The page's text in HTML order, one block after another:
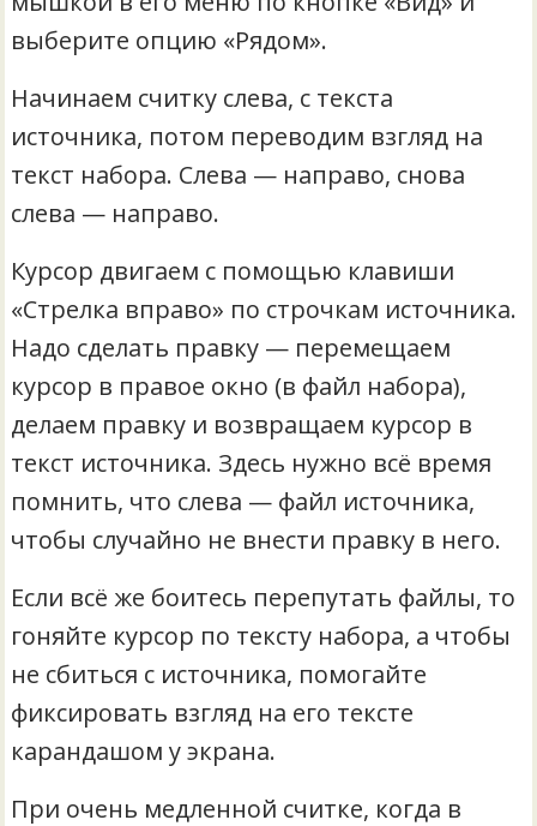
выберите опцию «Рядом».
Начинаем считку слева, с текста
источника, потом переводим взгляд на
текст набора. Слева — направо, снова
слева — направо.
Курсор двигаем с помощью клавиши
«Стрелка вправо» по строчкам источника.
Надо сделать правку — перемещаем
курсор в правое окно (в файл набора),
делаем правку и возвращаем курсор в
текст источника. Здесь нужно всё время
помнить, что слева — файл источника,
чтобы случайно не внести правку в него.
Если всё же боитесь перепутать файлы, то
гоняйте курсор по тексту набора, а чтобы
не сбиться с источника, помогайте
фиксировать взгляд на его тексте
карандашом у экрана.
При очень медленной считке, когда в